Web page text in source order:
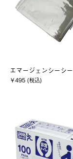
エマージェンシーシ
￥495 (税込)